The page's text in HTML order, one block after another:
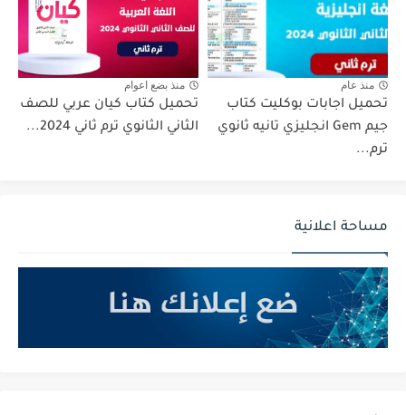
منذ عام
تحميل اجابات بوكليت كتاب
جيم Gem انجليزي تانيه ثانوي
ترم...
منذ بضع اعوام
تحميل كتاب كيان عربي للصف
الثاني الثانوي ترم ثاني 2024...
مساحة اعلانية